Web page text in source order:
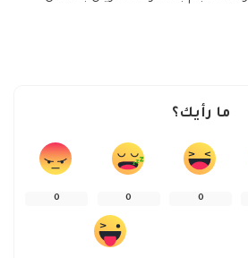
ما رأيك؟
0
0
0